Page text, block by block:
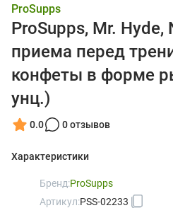
ProSupps
ProSupps, Mr. Hyde,
приема перед
конфеты в форме
унц.)
0.0 0 отзывов
Характеристики
Бренд:ProSupps
Артикул:PSS-02233